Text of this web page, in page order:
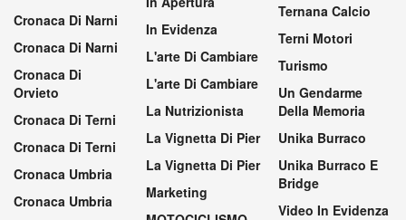
Cronaca Di Narni
Cronaca Di Narni
Cronaca Di
Orvieto
Cronaca Di Terni
Cronaca Di Terni
Cronaca Umbria
Cronaca Umbria
In Evidenza
L'arte Di Cambiare
L'arte Di Cambiare
La Nutrizionista
La Vignetta Di Pier
La Vignetta Di Pier
Marketing
Ternana Calcio
Terni Motori
Turismo
Un Gendarme
Della Memoria
Unika Burraco
Unika Burraco E
Bridge
Video In Evidenza